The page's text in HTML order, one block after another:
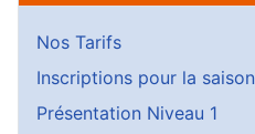
Nos Tarifs
Inscriptions pour la saison
Présentation Niveau 1